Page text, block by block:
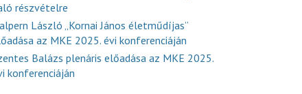
részvételre
László „Kornai János életműdíjas”
az MKE 2025. évi konferenciáján
Balázs plenáris előadása az MKE 2025.
konferenciáján